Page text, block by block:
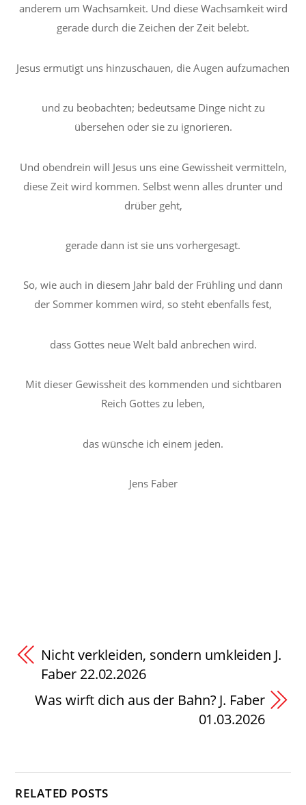
anderem um Wachsamkeit. Und diese Wachsamkeit wird
gerade durch die Zeichen der Zeit belebt.
Jesus ermutigt uns hinzuschauen, die Augen aufzumachen
und zu beobachten; bedeutsame Dinge nicht zu
übersehen oder sie zu ignorieren.
Und obendrein will Jesus uns eine Gewissheit vermitteln,
diese Zeit wird kommen. Selbst wenn alles drunter und
drüber geht,
gerade dann ist sie uns vorhergesagt.
So, wie auch in diesem Jahr bald der Frühling und dann
der Sommer kommen wird, so steht ebenfalls fest,
dass Gottes neue Welt bald anbrechen wird.
Mit dieser Gewissheit des kommenden und sichtbaren
Reich Gottes zu leben,
das wünsche ich einem jeden.
Jens Faber
Nicht verkleiden, sondern umkleiden J.
Faber 22.02.2026
Was wirft dich aus der Bahn? J. Faber
01.03.2026
RELATED POSTS